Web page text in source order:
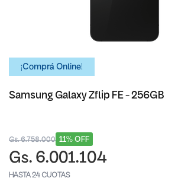
¡Comprá Online!
Samsung Galaxy Zflip FE - 256GB
11% OFF
Gs. 6.758.000
Gs. 6.001.104
HASTA 24 CUOTAS